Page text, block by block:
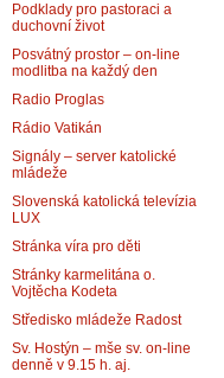
Podklady pro pastoraci a
duchovní život
Posvátný prostor – on-line
modlitba na každý den
Radio Proglas
Rádio Vatikán
Signály – server katolické
mládeže
Slovenská katolická televízia
LUX
Stránka víra pro děti
Stránky karmelitána o.
Vojtěcha Kodeta
Středisko mládeže Radost
Sv. Hostýn – mše sv. on-line
denně v 9.15 h. aj.